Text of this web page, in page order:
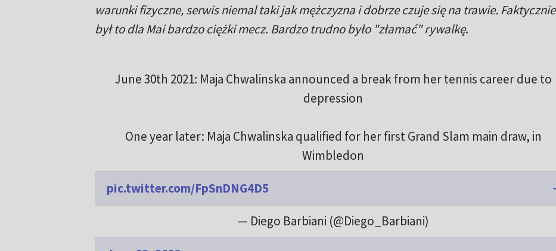
warunki fizyczne, serwis niemal taki jak mężczyzna i dobrze czuje się na trawie. Faktycznie
był to dla Mai bardzo ciężki mecz. Bardzo trudno było "złamać" rywalkę.
June 30th 2021: Maja Chwalinska announced a break from her tennis career due to
depression
One year later: Maja Chwalinska qualified for her first Grand Slam main draw, in
Wimbledon
pic.twitter.com/FpSnDNG4D5
— Diego Barbiani (@Diego_Barbiani)